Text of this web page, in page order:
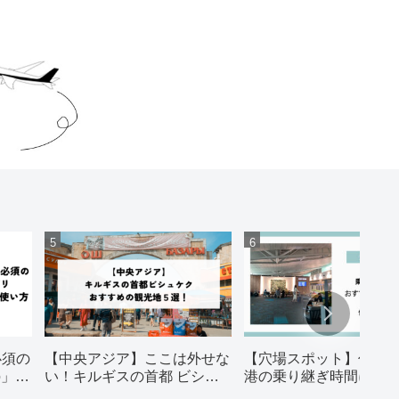
の
の
【中央アジア】ここは外せな
い！キルギスの首都 ビシュ
【穴場スポット】仁川
港の乗り継ぎ時間にお